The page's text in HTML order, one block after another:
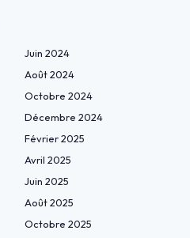
Juin 2024
Août 2024
Octobre 2024
Décembre 2024
Février 2025
Avril 2025
Juin 2025
Août 2025
Octobre 2025